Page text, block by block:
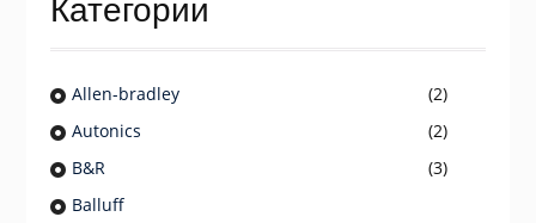
Категории
Allen-bradley
(2)
Autonics
(2)
B&R
(3)
Balluff